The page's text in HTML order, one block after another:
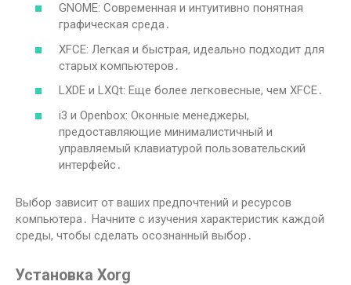
GNOME: Современная и интуитивно понятная
графическая среда․
XFCE: Легкая и быстрая, идеально подходит для
старых компьютеров․
LXDE и LXQt: Еще более легковесные, чем XFCE․
i3 и Openbox: Оконные менеджеры,
предоставляющие минималистичный и
управляемый клавиатурой пользовательский
интерфейс․
Выбор зависит от ваших предпочтений и ресурсов
компьютера․ Начните с изучения характеристик каждой
среды, чтобы сделать осознанный выбор․
Установка Xorg